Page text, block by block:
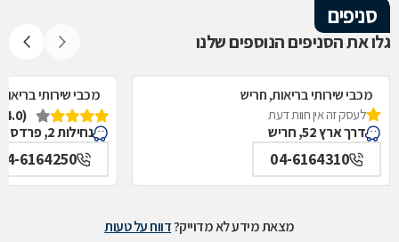
סניפים
גלו את הסניפים הנוספים שלנו
מכבי שירותי בריאות, חריש
לעסק זה אין חוות דעת
דרך ארץ 52, חריש
04-6164310
מכבי שירותי
(4.0)
נחילות 2, פרדס חנה-כרכור
6164250
מצאת מידע לא מדוייק?דווח על טעות